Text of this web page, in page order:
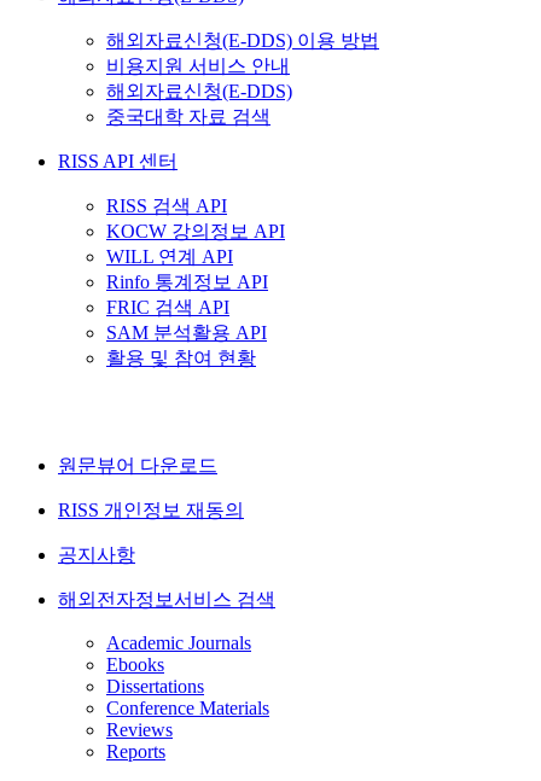
해외자료신청(E-DDS) 이용 방법
비용지원 서비스 안내
해외자료신청(E-DDS)
중국대학 자료 검색
RISS API 센터
RISS 검색 API
KOCW 강의정보 API
WILL 연계 API
Rinfo 통계정보 API
FRIC 검색 API
SAM 분석활용 API
활용 및 참여 현황
원문뷰어 다운로드
RISS 개인정보 재동의
공지사항
해외전자정보서비스 검색
Academic Journals
Ebooks
Dissertations
Conference Materials
Reviews
Reports